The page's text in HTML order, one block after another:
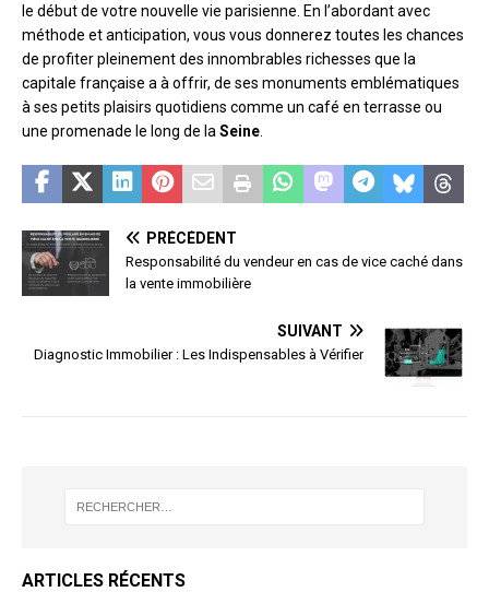
le début de votre nouvelle vie parisienne. En l’abordant avec
méthode et anticipation, vous vous donnerez toutes les chances
de profiter pleinement des innombrables richesses que la
capitale française a à offrir, de ses monuments emblématiques
à ses petits plaisirs quotidiens comme un café en terrasse ou
une promenade le long de la Seine
PRÉCÉDENT
Responsabilité du vendeur en cas de vice caché dans
la vente immobilière
SUIVANT
Diagnostic Immobilier : Les Indispensables à Vérifier
ARTICLES RÉCENTS